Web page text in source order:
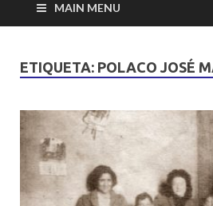
MAIN MENU
ETIQUETA: POLACO JOSÉ